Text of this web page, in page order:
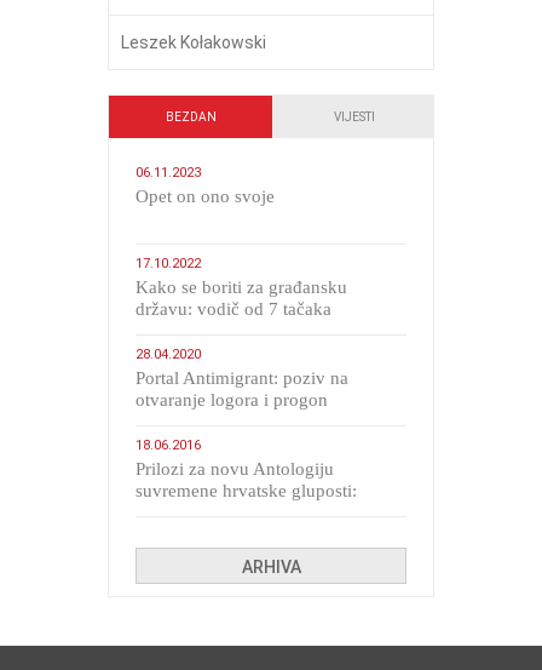
Leszek Kołakowski
BEZDAN VIJESTI
06.11.2023
​Opet on ono svoje
17.10.2022
Kako se boriti za građansku
državu: vodič od 7 tačaka
28.04.2020
Portal Antimigrant: poziv na
otvaranje logora i progon
18.06.2016
Prilozi za novu Antologiju
suvremene hrvatske gluposti:
ARHIVA